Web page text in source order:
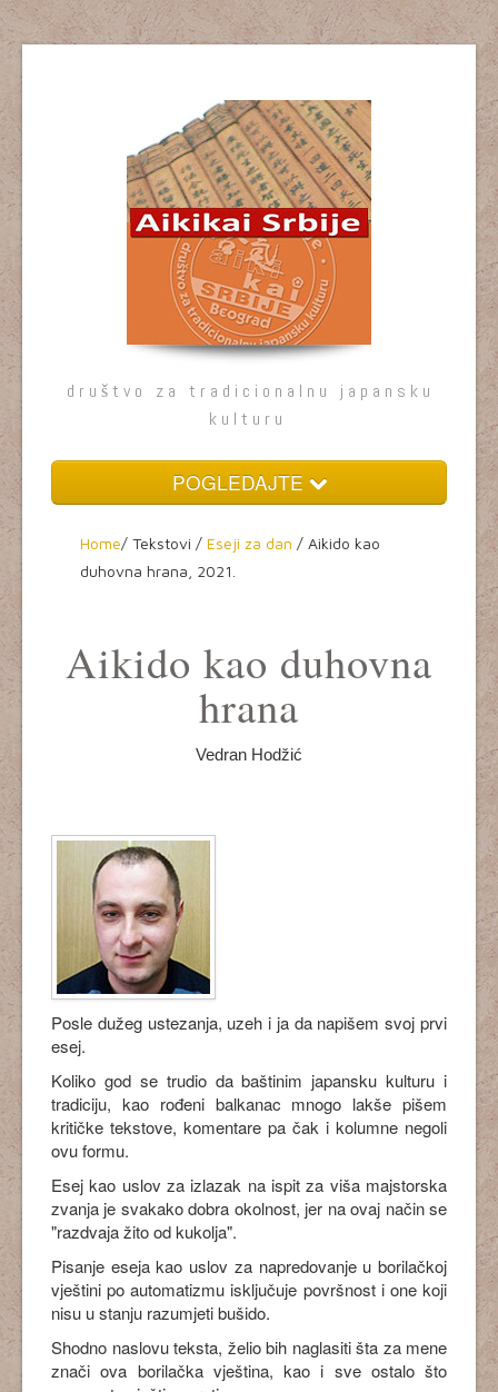
društvo za tradicionalnu japansku
kulturu
POGLEDAJTE
O aikidou
Dešavanja
Kultura
Home/ Tekstovi / Eseji za dan / Aikido kao
duhovna hrana, 2021.
Aikido kao duhovna
hrana
Vedran Hodžić
Posle dužeg ustezanja, uzeh i ja da napišem svoj prvi
esej.
Koliko god se trudio da baštinim japansku kulturu i
tradiciju, kao rođeni balkanac mnogo lakše pišem
kritičke tekstove, komentare pa čak i kolumne negoli
ovu formu.
Esej kao uslov za izlazak na ispit za viša majstorska
zvanja je svakako dobra okolnost, jer na ovaj način se
"razdvaja žito od kukolja".
Pisanje eseja kao uslov za napredovanje u borilačkoj
vještini po automatizmu isključuje površnost i one koji
nisu u stanju razumjeti bušido.
Shodno naslovu teksta, želio bih naglasiti šta za mene
znači ova borilačka vještina, kao i sve ostalo što